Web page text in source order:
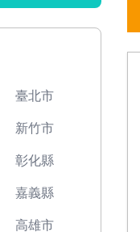
臺北市
新竹市
彰化縣
嘉義縣
高雄市